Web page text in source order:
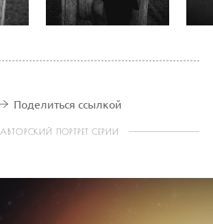
Поделиться ссылкой
АВТОРСКИЙ ПОРТРЕТ СЕРИИ